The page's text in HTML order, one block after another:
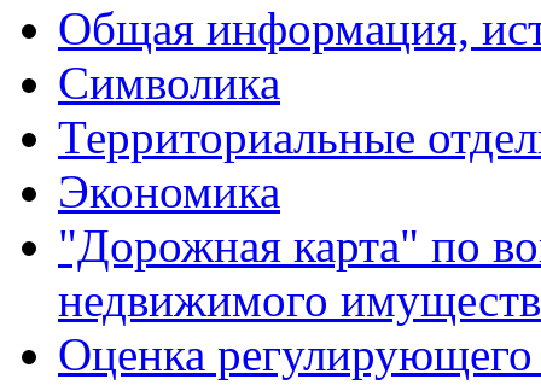
Общая информация,
Символика
Территориальные
Экономика
"Дорожная карта" по
недвижимого
Оценка регулирующего